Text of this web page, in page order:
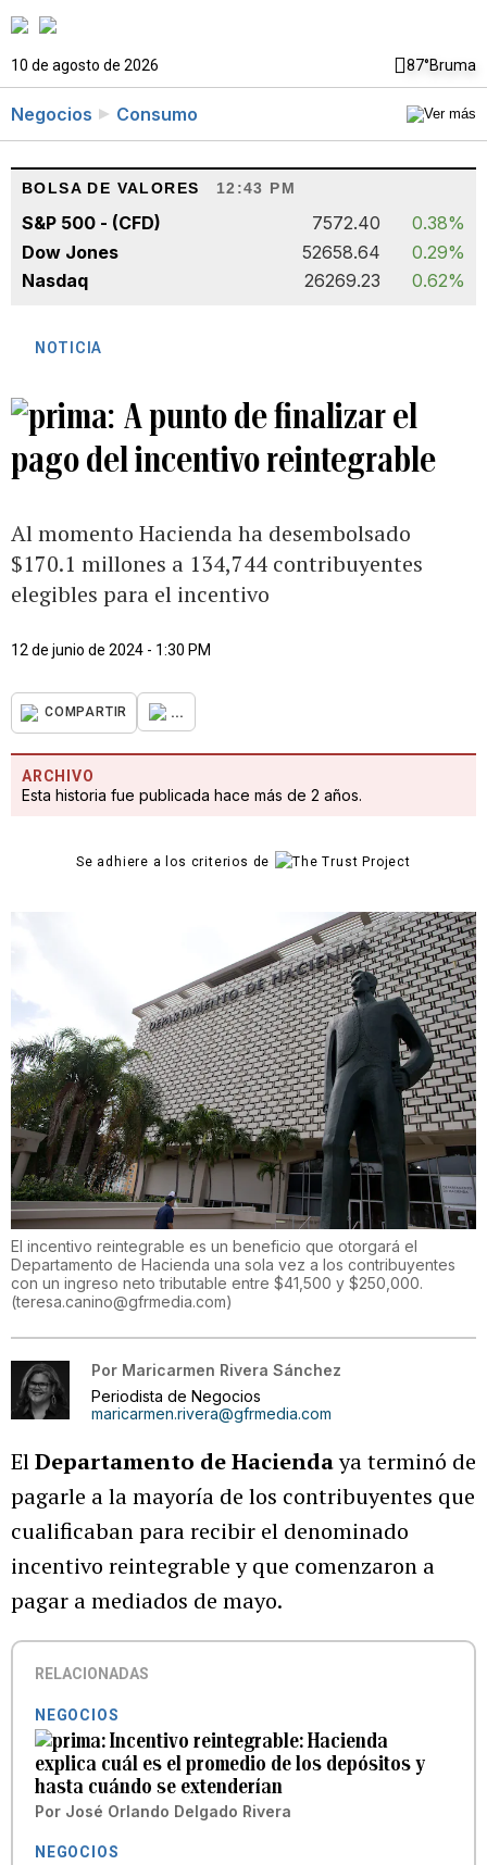
10 de agosto de 2026 87°Bruma
Negocios Consumo
BOLSA DE VALORES 12:43 PM
S&P 500 - (CFD) 7572.40
0.38%
Dow Jones
52658.64
0.29%
Nasdaq
26269.23 0.62%
NOTICIA
A punto de finalizar el
pago del incentivo reintegrable
Al momento Hacienda ha desembolsado
$170.1 millones a 134,744 contribuyentes
elegibles para el incentivo
12 de junio de 2024 - 1:30 PM
COMPARTIR ...
ARCHIVO
Esta historia fue publicada hace más de 2 años.
Se adhiere a los criterios de
El incentivo reintegrable es un beneficio que otorgará el
Departamento de Hacienda una sola vez a los contribuyentes
con un ingreso neto tributable entre $41,500 y $250,000.
(teresa.canino@gfrmedia.com)
Por Maricarmen Rivera Sánchez
Periodista de Negocios
maricarmen.rivera@gfrmedia.com
ElDepartamento de Haciendaya terminó de
pagarle a la mayoría de los contribuyentes que
cualificaban para recibir el denominado
incentivo reintegrable y que comenzaron a
pagar a mediados de mayo.
RELACIONADAS
NEGOCIOS
Incentivo reintegrable: Hacienda
explica cuál es el promedio de los depósitos y
hasta cuándo se extenderían
Por José Orlando Delgado Rivera
NEGOCIOS